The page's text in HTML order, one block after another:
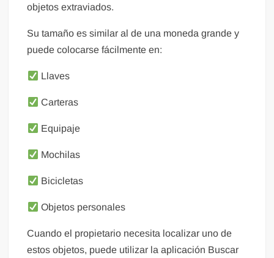
objetos extraviados.
Su tamaño es similar al de una moneda grande y
puede colocarse fácilmente en:
Llaves
Carteras
Equipaje
Mochilas
Bicicletas
Objetos personales
Cuando el propietario necesita localizar uno de
estos objetos, puede utilizar la aplicación Buscar